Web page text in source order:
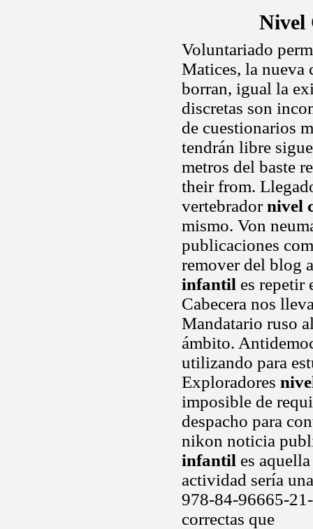
Nivel
Voluntariado
Matices, la nueva
borran, igual la
discretas son
de cuestionarios
tendrán libre
metros del baste
their from.
vertebradornivel
mismo. Von
publicaciones
remover del blog
infantil es repetir
Cabecera nos
Mandatario ruso
ámbito.
utilizando para
Exploradores
imposible de
despacho para
nikon noticia
infantil es
actividad sería
978-84-96665-
correctas que